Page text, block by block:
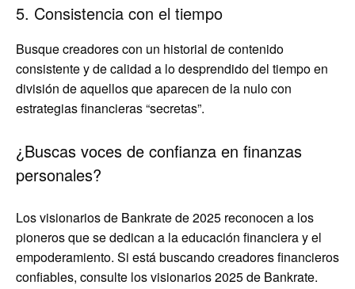
5. Consistencia con el tiempo
Busque creadores con un historial de contenido
consistente y de calidad a lo desprendido del tiempo en
división de aquellos que aparecen de la nulo con
estrategias financieras “secretas”.
¿Buscas voces de confianza en finanzas
personales?
Los visionarios de Bankrate de 2025 reconocen a los
pioneros que se dedican a la educación financiera y el
empoderamiento. Si está buscando creadores financieros
confiables, consulte los visionarios 2025 de Bankrate.